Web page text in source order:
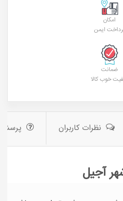
امکان
ایمن
ضمانت
خوب کالا
نظرات کاربران
آجیل